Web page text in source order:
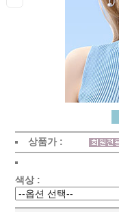
상품가 :
색상 :